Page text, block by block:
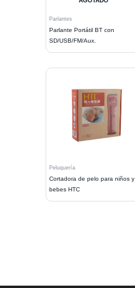
Parlantes
Parlante Portátil BT con
SD/USB/FM/Aux.
Peluquería
Cortadora de pelo para niños y
bebes HTC